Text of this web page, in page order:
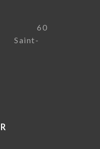
60
Saint-
72 64